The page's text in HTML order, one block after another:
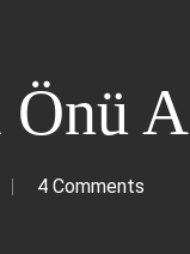
4 Comments